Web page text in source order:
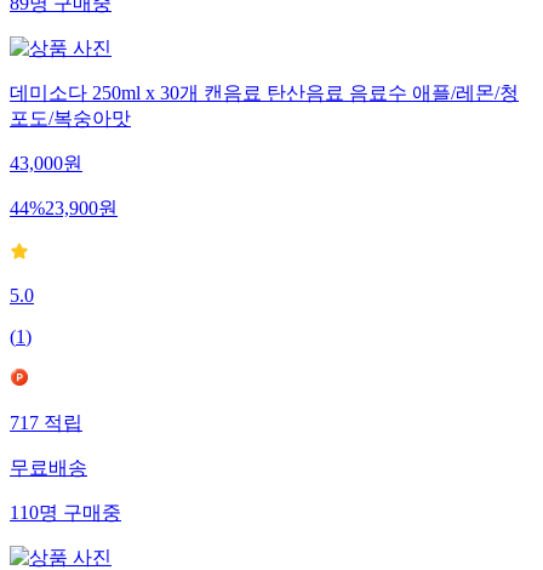
데미소다 250ml x 30개 캔음료 탄산음료 음료수 애플/레몬/청
포도/복숭아맛
43,000원
44%23,900원
5.0
(1)
717 적립
무료배송
110명 구매중